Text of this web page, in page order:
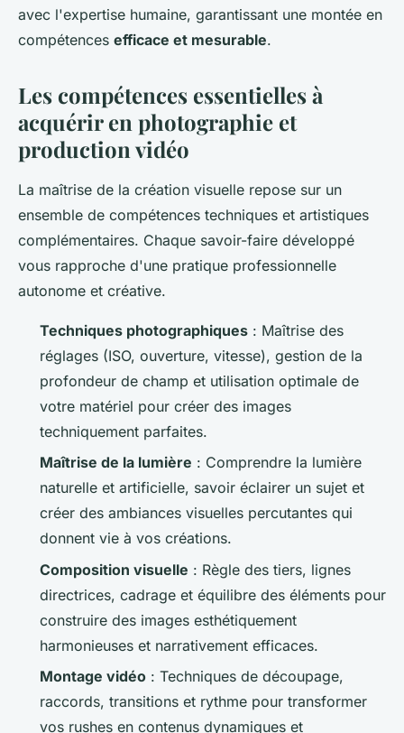
avec l'expertise humaine, garantissant une montée en
compétences efficace et mesurable.
Les compétences essentielles à
acquérir en photographie et
production vidéo
La maîtrise de la création visuelle repose sur un
ensemble de compétences techniques et artistiques
complémentaires. Chaque savoir-faire développé
vous rapproche d'une pratique professionnelle
autonome et créative.
Techniques photographiques : Maîtrise des
réglages (ISO, ouverture, vitesse), gestion de la
profondeur de champ et utilisation optimale de
votre matériel pour créer des images
techniquement parfaites.
Maîtrise de la lumière : Comprendre la lumière
naturelle et artificielle, savoir éclairer un sujet et
créer des ambiances visuelles percutantes qui
donnent vie à vos créations.
Composition visuelle : Règle des tiers, lignes
directrices, cadrage et équilibre des éléments pour
construire des images esthétiquement
harmonieuses et narrativement efficaces.
Montage vidéo : Techniques de découpage,
raccords, transitions et rythme pour transformer
vos rushes en contenus dynamiques et